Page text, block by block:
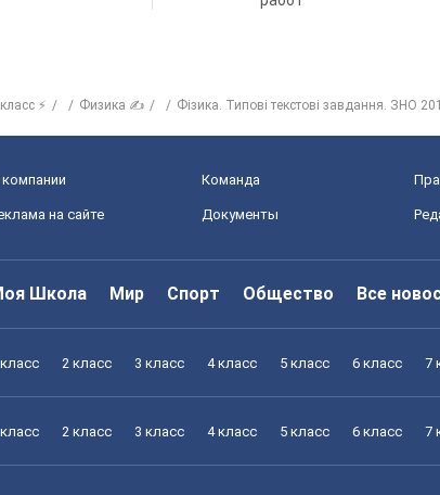
⚡ Физика ✍ Фізика. Типові текстові завдання. ЗНО
Команда
на сайте Документы
Школа Мир Спорт Общество Все
2 класс 3 класс 4 класс 5 класс 6 класс 7
2 класс 3 класс 4 класс 5 класс 6 класс 7